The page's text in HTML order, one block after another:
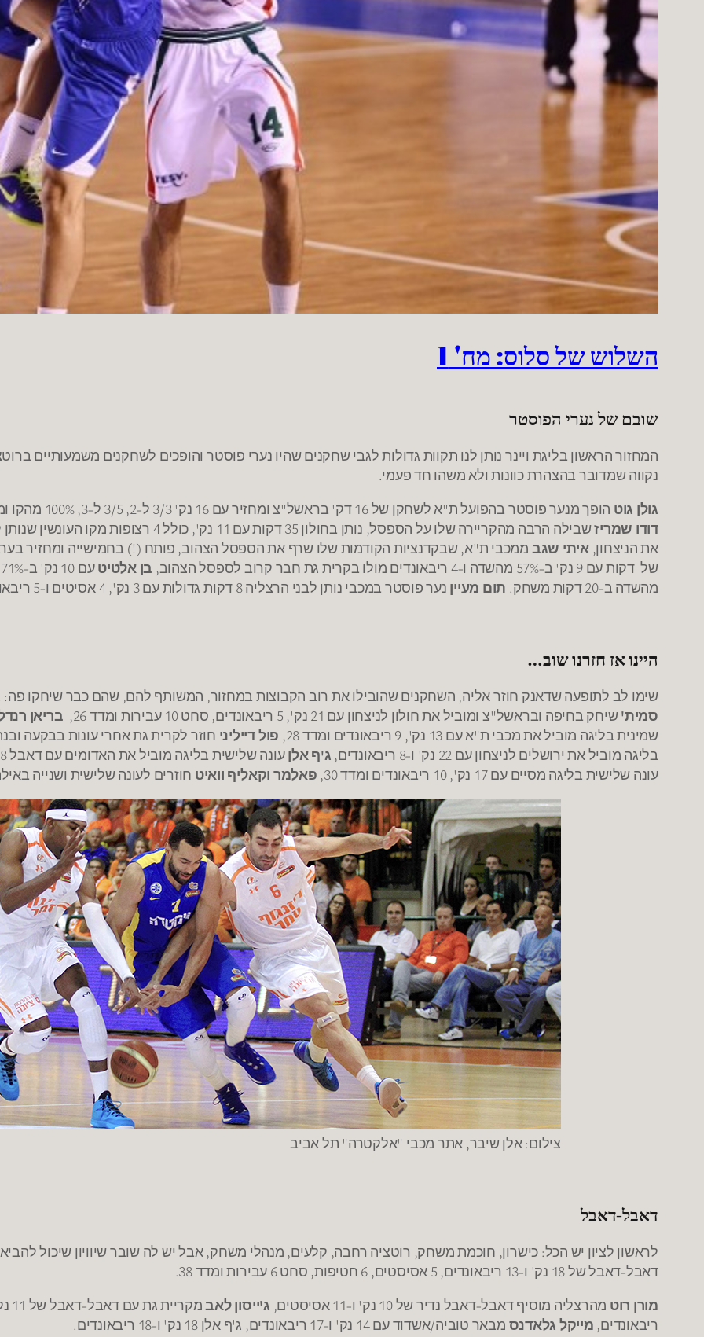
השלוש של סלוס: מח' 1
שובם של נערי הפוסטר
המחזור הראשון בליגת ויינר נותן לנו תקוות גדולות לגבי שחקנים שהיו נערי פוסטר והופכים לשחקנים משמעותיים
נקווה שמדובר בהצהרת כוונות ולא משהו חד פעמי.
גולן גוט הופך מנער פוסטר בהפועל ת"א לשחקן של 16 דק' בראשל"צ ומחזיר עם 16 נק' 3/3 ל-2, 3/5 ל-3, 100% מהקו ומדד 16
דודו שמריז
שבילה הרבה מהקריירה שלו על הספסל, נותן בחולון 35 דקות עם 11 נק', כולל 4 רצופות מקו
את הניצחון,איתי שגב ממכבי ת"א, שבקדנציות הקודמות שלו שרף את הספסל הצהוב, פותח (!) בחמישייה ומחזיר
של דקות עם 9 נק' ב-57% מהשדה ו-4 ריבאונדים מולו בקרית גת חבר קרוב לספסל הצהוב,
בן אלטיט
עם 10 נק' ב-71%
מהשדה ב-20 דקות משחק.
תום מעיין נער פוסטר במכבי נותן לבני הרצליה 8 דקות גדולות עם 3 נק', 4 אסיטים ו-5 ריבאונדים,
היינו אז חזרנו שוב…
שימו לב לתופעה שדאנק חוזר אליה, השחקנים שהובילו את רוב הקבוצות במחזור, המשותף להם, שהם כבר שיחקו פה:
סמית'שיחק בחיפה ובראשל"צ ומוביל את חולון לניצחון עם 21 נק', 5 ריבאונדים, סחט 10 עבירות ומדד 26,
בריאן
שמינית בליגה מוביל את מכבי ת"א עם 13 נק', 9 ריבאונדים ומדד 28,
פול דייליני חוזר לקרית גת אחרי עונות בבקעה
בליגה מוביל את ירושלים לניצחון עם 22 נק' ו-8 ריבאונדים,
ג'ף אלןעונה שלישית בליגה מוביל את האדומים עם דאבל 18 בנק' וריבאונדים ומדד 26,
עונה שלישית בליגה מסיים עם 17 נק', 10 ריבאונדים ומדד 30,
פאלמר וקאליף וואיט חוזרים לעונה שלישית ושנייה באילת ומסיימים
צילום: אלן שיבר, אתר מכבי "אלקטרה" תל אביב
דאבל-דאבל
לראשון לציון יש הכל: כישרון, חוכמת משחק, רוטציה רחבה, קלעים, מנהלי משחק, אבל יש לה שובר שיוויון שיכול
דאבל-דאבל של 18 נק' ו-13 ריבאונדים, 5 אסיסטים, 6 חטיפות, סחט 6 עבירות ומדד 38.
מורן רוט מהרצליה מוסיף דאבל-דאבל נדיר של 10 נק' ו-11 אסיסטים, ג'ייסון לאבמקריית גת עם דאבל-דאבל של 11 נק' ו-16 ריבאונדים,
ריבאונדים, מייקל גלאדנס מבאר טוביה/אשדוד עם 14 נק' ו-17 ריבאונדים, ג'ף אלן 18 נק' ו-18 ריבאונדים.